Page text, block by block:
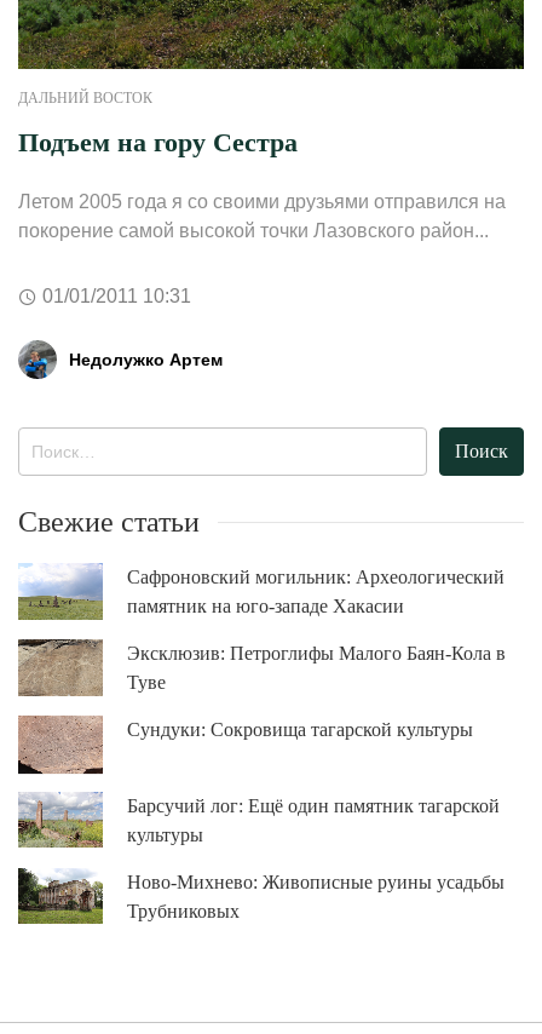
ДАЛЬНИЙ ВОСТОК
Подъем на гору Сестра
Летом 2005 года я со своими друзьями отправился на
покорение самой высокой точки Лазовского район...
01/01/2011 10:31
Недолужко Артем
Свежие статьи
Сафроновский могильник: Археологический
памятник на юго-западе Хакасии
Эксклюзив: Петроглифы Малого Баян-Кола в
Туве
Сундуки: Сокровища тагарской культуры
Барсучий лог: Ещё один памятник тагарской
культуры
Ново-Михнево: Живописные руины усадьбы
Трубниковых